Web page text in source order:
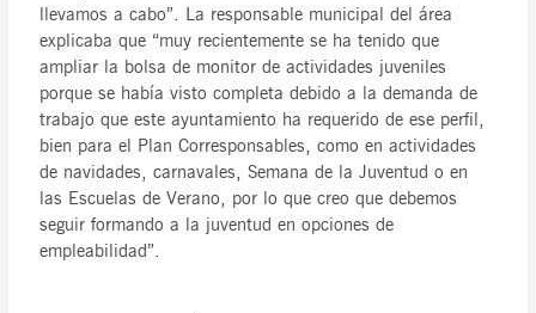
llevamos a cabo”. La responsable municipal del área
explicaba que “muy recientemente se ha tenido que
ampliar la bolsa de monitor de actividades juveniles
porque se había visto completa debido a la demanda de
trabajo que este ayuntamiento ha requerido de ese perfil,
bien para el Plan Corresponsables, como en actividades
de navidades, carnavales, Semana de la Juventud o en
las Escuelas de Verano, por lo que creo que debemos
seguir formando a la juventud en opciones de
empleabilidad”.